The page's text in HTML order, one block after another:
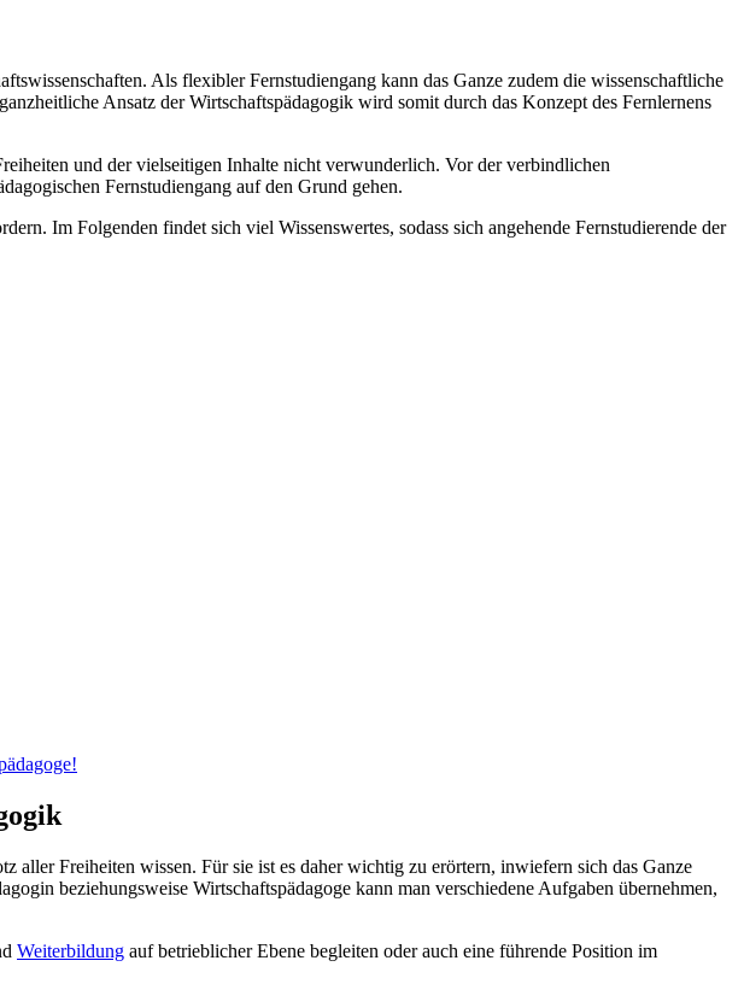
Als flexibler Fernstudiengang kann das Ganze zudem die wissenschaftliche
Ansatz der Wirtschaftspädagogik wird somit durch das Konzept des Fernlernens
und der vielseitigen Inhalte nicht verwunderlich. Vor der verbindlichen
Fernstudiengang auf den Grund gehen.
Im Folgenden findet sich viel Wissenswertes, sodass sich angehende Fernstudierende der
aller Freiheiten wissen. Für sie ist es daher wichtig zu erörtern, inwiefern sich das Ganze
beziehungsweise Wirtschaftspädagoge kann man verschiedene Aufgaben übernehmen,
Weiterbildung auf betrieblicher Ebene begleiten oder auch eine führende Position im